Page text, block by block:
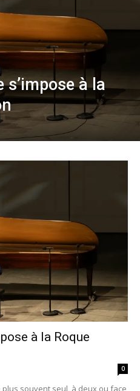
s’impose à la
à la Roque
0
souvent seul, à deux ou face